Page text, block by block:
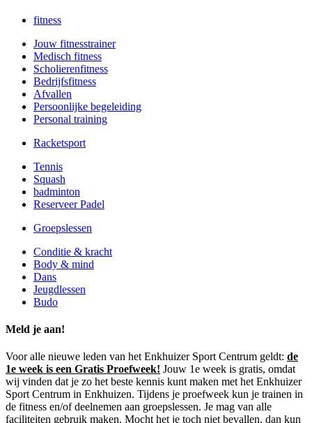
fitness
Jouw fitnesstrainer
Medisch fitness
Scholierenfitness
Bedrijfsfitness
Afvallen
Persoonlijke begeleiding
Personal training
Racketsport
Tennis
Squash
badminton
Reserveer Padel
Groepslessen
Conditie & kracht
Body & mind
Dans
Jeugdlessen
Budo
Meld je aan!
Voor alle nieuwe leden van het Enkhuizer Sport Centrum geldt: de
1e week is een Gratis Proefweek! Jouw 1e week is gratis, omdat
wij vinden dat je zo het beste kennis kunt maken met het Enkhuizer
Sport Centrum in Enkhuizen. Tijdens je proefweek kun je trainen in
de fitness en/of deelnemen aan groepslessen. Je mag van alle
faciliteiten gebruik maken. Mocht het je toch niet bevallen, dan kun